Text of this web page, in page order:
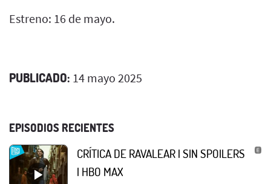
Estreno: 16 de mayo.
PUBLICADO: 14 mayo 2025
EPISODIOS RECIENTES
CRÍTICA DE RAVALEAR | SIN SPOILERS
| HBO MAX